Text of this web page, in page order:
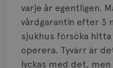
varje år egentligen.
vårdgarantin efter 3
sjukhus försöka hitta
operera. Tyvärr är
lyckas med det,